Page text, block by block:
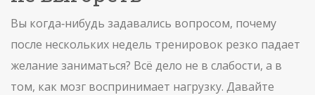
Вы когда‑нибудь задавались вопросом, почему
после нескольких недель тренировок резко падает
желание заниматься? Всё дело не в слабости, а в
том, как мозг воспринимает нагрузку. Давайте